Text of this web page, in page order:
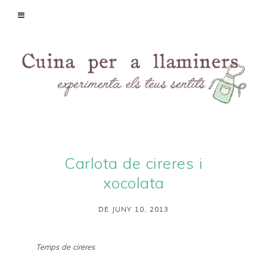
Carlota de cireres i
xocolata
DE JUNY 10, 2013
Temps de cireres